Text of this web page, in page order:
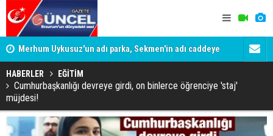
Merhum Uykusuz'un adı parka, Sekmen'in adı caddeye
verildi
HABERLER EĞİTİM
Cumhurbaşkanlığı devreye girdi, on binlerce öğrenciye 'staj'
müjdesi!